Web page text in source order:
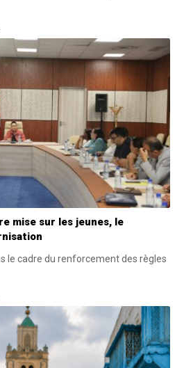
mise sur les jeunes, le
le cadre du renforcement des règles